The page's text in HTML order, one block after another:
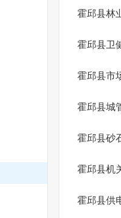
霍邱县林
霍邱县卫
霍邱县市
霍邱县城
霍邱县砂
霍邱县机
霍邱县供